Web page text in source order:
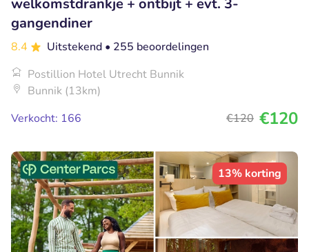
welkomstdrankje + ontbijt + evt. 3-
gangendiner
8.4 Uitstekend • 255 beoordelingen
Postillion Hotel Utrecht Bunnik
Bunnik (13km)
Verkocht: 166
€120 €120
13% korting